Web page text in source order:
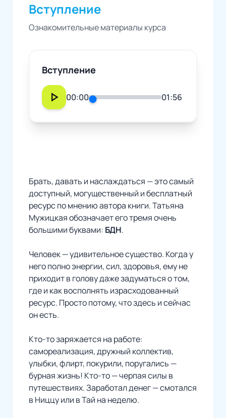
Вступление
Ознакомительные материалы курса
Вступление
play_arrow 00:00 01:56
Брать, давать и наслаждаться — это самый
доступный, могущественный и бесплатный
ресурс по мнению автора книги. Татьяна
Мужицкая обозначает его тремя очень
большими буквами: БДН.
Человек — удивительное существо. Когда у
него полно энергии, сил, здоровья, ему не
приходит в голову даже задуматься о том,
где и как восполнять израсходованный
ресурс. Просто потому, что здесь и сейчас
он есть.
Кто-то заряжается на работе:
самореализация, дружный коллектив,
улыбки, флирт, покурили, поругались —
бурная жизнь! Кто-то — черпая силы в
путешествиях. Заработал денег — смотался
в Ниццу или в Тай на неделю.